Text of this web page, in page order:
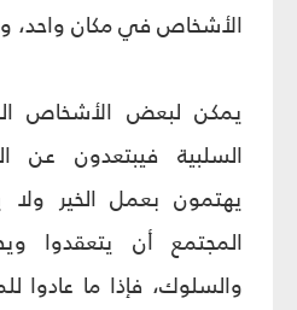
الأشخاص في مكان واحد،
يمكن لبعض الأشخاص
السلبية فيبتعدون عن
يهتمون بعمل الخير
المجتمع أن يتعقدوا
والسلوك، فإذا ما عادوا